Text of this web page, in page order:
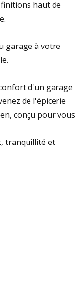
haut de
garage à votre
d'un garage
de l'épicerie
conçu pour vous
tranquillité et